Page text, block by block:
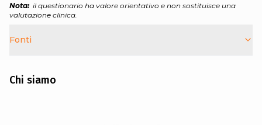
Nota:il questionario ha valore orientativo e non sostituisce una
valutazione clinica.
Fonti
Chi siamo